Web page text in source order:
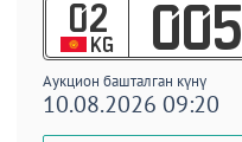
02
KG 005
Аукцион башталган күнү
10.08.2026 09:20